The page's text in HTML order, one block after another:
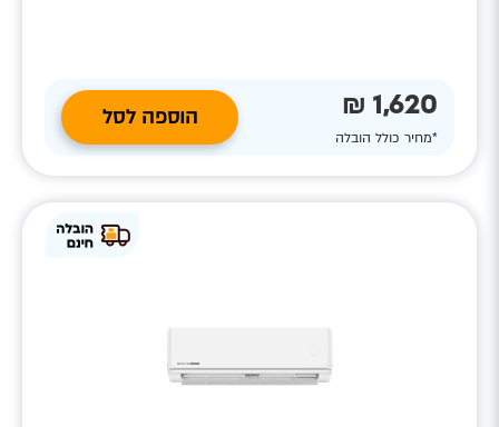
1,620 ₪
*מחיר כולל הובלה
הוספה לסל